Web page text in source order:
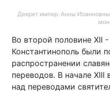
Декрет импер. Анны
Во второй половине XII
Константинополь были
распространении
переводов. В начале XIII
над переводами